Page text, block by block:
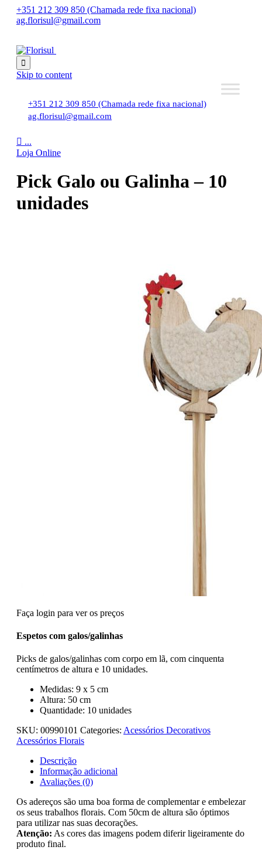
+351 212 309 850 (Chamada rede fixa nacional)
ag.florisul@gmail.com

Skip to content
+351 212 309 850 (Chamada rede fixa nacional)
ag.florisul@gmail.com
 ...
Loja Online
Pick Galo ou Galinha – 10
unidades
Faça login para ver os preços
Espetos com galos/galinhas
Picks de galos/galinhas com corpo em lã, com cinquenta
centímetros de altura e 10 unidades.
Medidas: 9 x 5 cm
Altura: 50 cm
Quantidade: 10 unidades
SKU: 00990101 Categories: Acessórios Decorativos
Acessórios Florais
Descrição
Informação adicional
Avaliações (0)
Os adereços são uma boa forma de complementar e embelezar
os seus trabalhos florais. Com 50cm de altura são óptimos
para utilizar nas suas decorações.
Atenção: As cores das imagens podem diferir ligeiramente do
produto final.